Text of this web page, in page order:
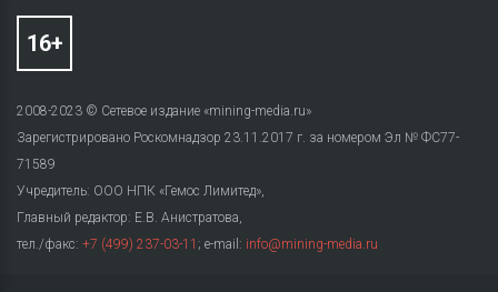
2008-2023 © Сетевое издание «mining-media.ru»
Зарегистрировано Роскомнадзор 23.11.2017 г. за номером Эл № ФС77-
71589
Учредитель: ООО НПК «Гемос Лимитед»,
Главный редактор: Е.В. Анистратова,
тел./факс: +7 (499) 237-03-11 ; e-mail: info@mining-media.ru